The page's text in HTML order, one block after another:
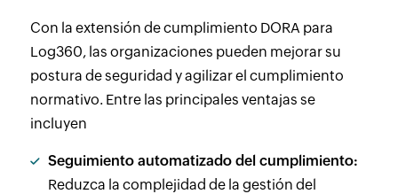
Con la extensión de cumplimiento DORA para
Log360, las organizaciones pueden mejorar su
postura de seguridad y agilizar el cumplimiento
normativo. Entre las principales ventajas se
incluyen
Seguimiento automatizado del cumplimiento:
Reduzca la complejidad de la gestión del